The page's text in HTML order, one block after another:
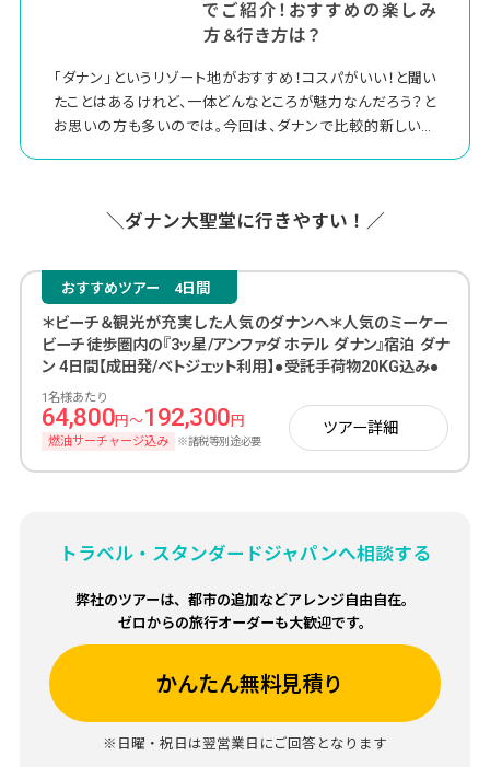
でご紹介！おすすめの楽しみ
方＆行き方は？
｢ダナン｣というリゾート地がおすすめ！コスパがいい！と聞い
たことはあるけれど、一体どんなところが魅力なんだろう？と
お思いの方も多いのでは。今回は、ダナンで比較的新しい観
しいダナンのお出かけ先として参考になりますように。
＼ダナン大聖堂に行きやすい！／
おすすめツアー 4日間
＊ビーチ＆観光が充実した人気のダナンへ＊人気のミーケー
ビーチ徒歩圏内の『3ッ星/アンファダ ホテル ダナン』宿泊 ダナ
ン 4日間【成田発/ベトジェット利用】●受託手荷物20KG込み●
1名様あたり
64,800円～192,300 円
燃油サーチャージ込み ※諸税等別途必要
ツアー詳細
トラベル・スタンダードジャパンへ相談する
弊社のツアーは、都市の追加などアレンジ自由自在。
ゼロからの旅行オーダーも大歓迎です。
かんたん無料見積り
※日曜・祝日は翌営業日にご回答となります